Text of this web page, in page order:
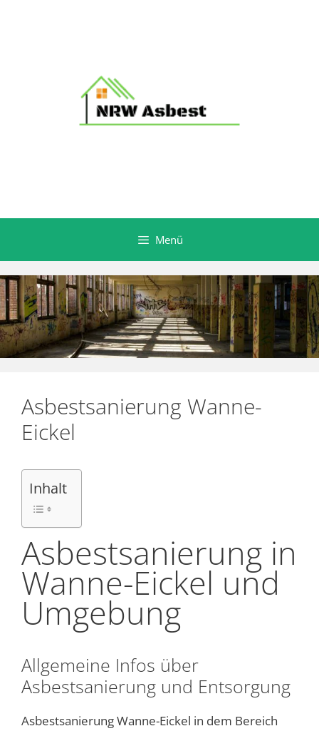
Menü
Asbestsanierung Wanne-
Eickel
Inhalt
Asbestsanierung in
Wanne-Eickel und
Umgebung
Allgemeine Infos über
Asbestsanierung und Entsorgung
Asbestsanierung Wanne-Eickel in dem Bereich